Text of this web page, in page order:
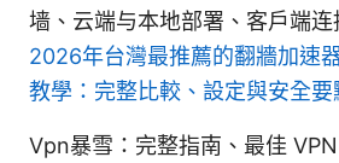
墙、云端与本地部署、客户端
2026年台灣最推薦的翻牆加速
教學：完整比較、設定與安全要
Vpn暴雪：完整指南、最佳